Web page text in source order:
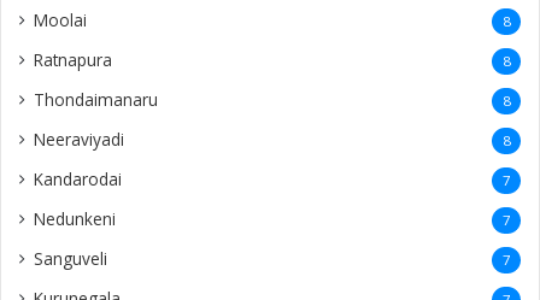
Moolai 8
Ratnapura 8
Thondaimanaru 8
Neeraviyadi 8
Kandarodai 7
Nedunkeni 7
Sanguveli 7